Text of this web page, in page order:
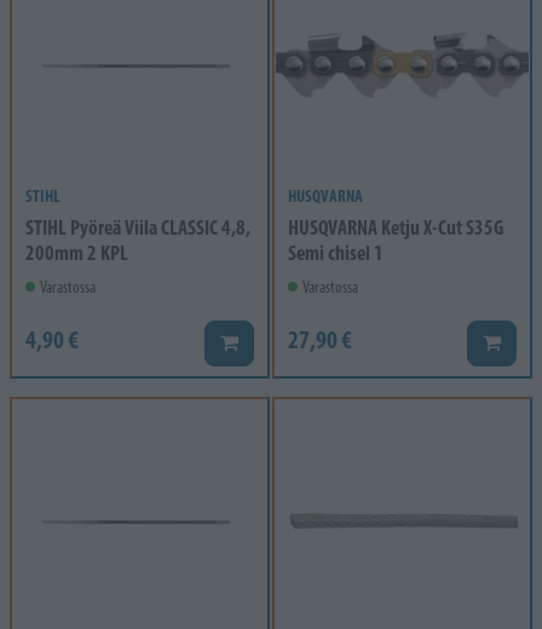
STIHL
STIHL Pyöreä Viila CLASSIC 4,8,
200mm 2 KPL
Varastossa
4,90 € Lisää koriin
HUSQVARNA
HUSQVARNA Ketju X-Cut S35G
Semi chisel 1
Varastossa
27,90 € Lisää